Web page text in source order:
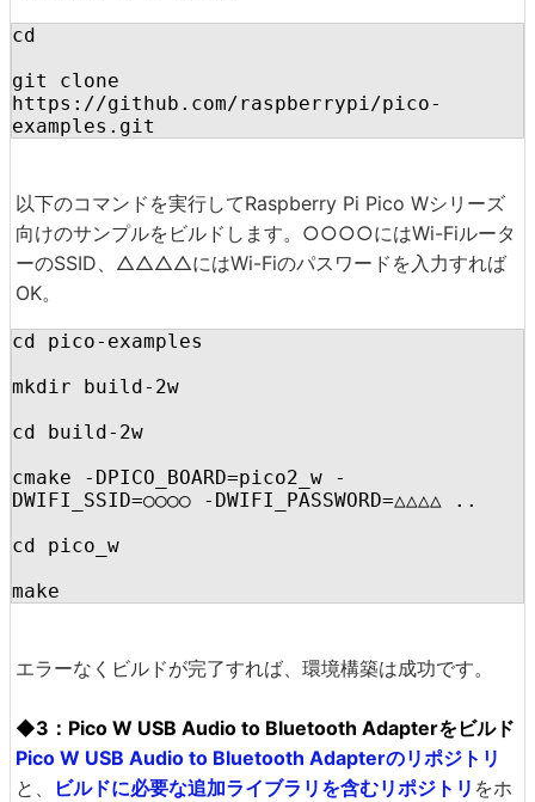
cd
git clone
https://github.com/raspberrypi/pico-
examples.git
以下のコマンドを実行してRaspberry Pi Pico Wシリーズ
向けのサンプルをビルドします。○○○○にはWi-Fiルータ
ーのSSID、△△△△にはWi-Fiのパスワードを入力すれば
OK。
cd pico-examples
mkdir build-2w
cd build-2w
cmake -DPICO_BOARD=pico2_w -
DWIFI_SSID=○○○○ -DWIFI_PASSWORD=△△△△ ..
cd pico_w
make
エラーなくビルドが完了すれば、環境構築は成功です。
◆3：Pico W USB Audio to Bluetooth Adapterをビルド
Pico W USB Audio to Bluetooth Adapterのリポジトリ
と、
ビルドに必要な追加ライブラリを含むリポジトリ をホ